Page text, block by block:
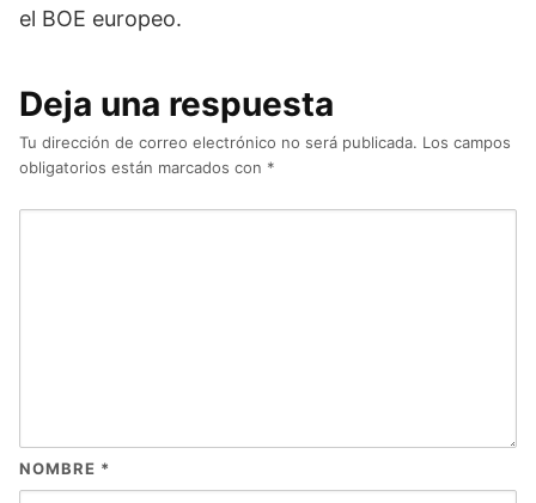
el BOE europeo.
Deja una respuesta
Tu dirección de correo electrónico no será publicada. Los campos
obligatorios están marcados con *
NOMBRE *